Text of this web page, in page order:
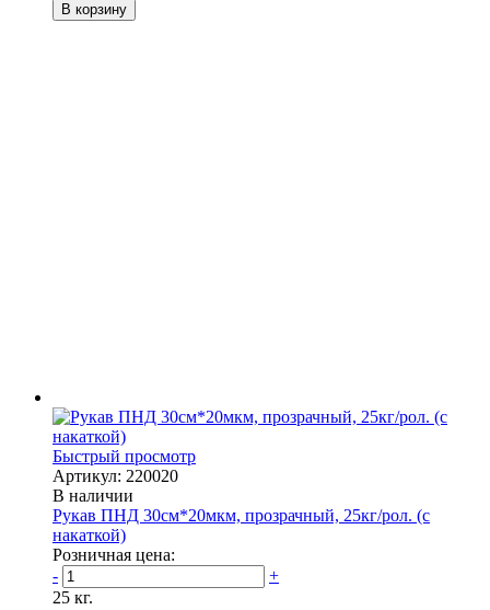
В корзину
Быстрый просмотр
Артикул: 220020
В наличии
Рукав ПНД 30см*20мкм, прозрачный, 25кг/рол. (с
накаткой)
Розничная цена:
-
+
25 кг.